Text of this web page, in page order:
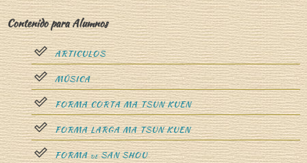
”
Contenido para Alumnos
ARTICULOS
MÚSICA
FORMA CORTA MA TSUN KUEN
FORMA LARGA MA TSUN KUEN
FORMADESAN SHOU